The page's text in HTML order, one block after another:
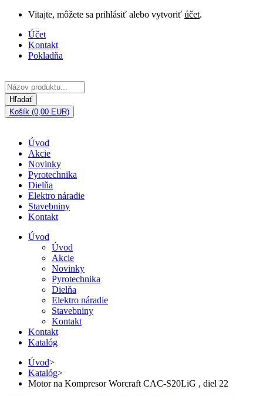
Vitajte, môžete sa prihlásiť alebo vytvoriť účet.
Účet
Kontakt
Pokladňa
Hľadať
Košík (0,00 EUR)
Úvod
Akcie
Novinky
Pyrotechnika
Dielňa
Elektro náradie
Stavebniny
Kontakt
Úvod
Úvod
Akcie
Novinky
Pyrotechnika
Dielňa
Elektro náradie
Stavebniny
Kontakt
Kontakt
Katalóg
Úvod>
Katalóg>
Motor na Kompresor Worcraft CAC-S20LiG , diel 22